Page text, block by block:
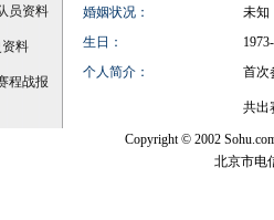
员资料
料
程战报
婚姻状况：
未知
生日：
个人简介：
首次
共出
Copyright © 2002
北京市电